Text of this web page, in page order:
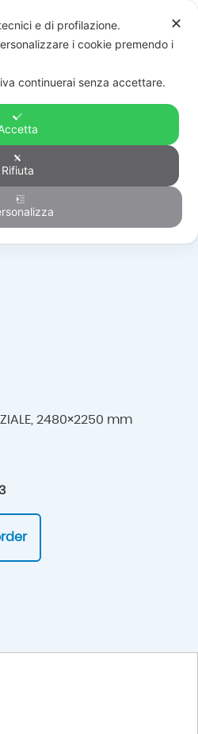
2480×2250 mm
✕
e di profilazione.
i cookie premendo i
continuerai senza accettare.
Rifiuta